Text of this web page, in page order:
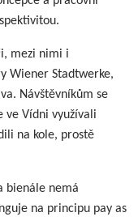
mezi nimi i
Wiener Stadtwerke,
Návštěvníkům se
ve Vídni využívali
na kole, prostě
bienále nemá
na principu pay as